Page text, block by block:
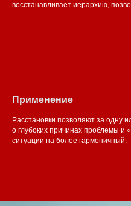
восстанавливает иерархию,
Применение
Расстановки позволяют за одну
о глубоких причинах проблемы и
ситуации на более гармоничный.